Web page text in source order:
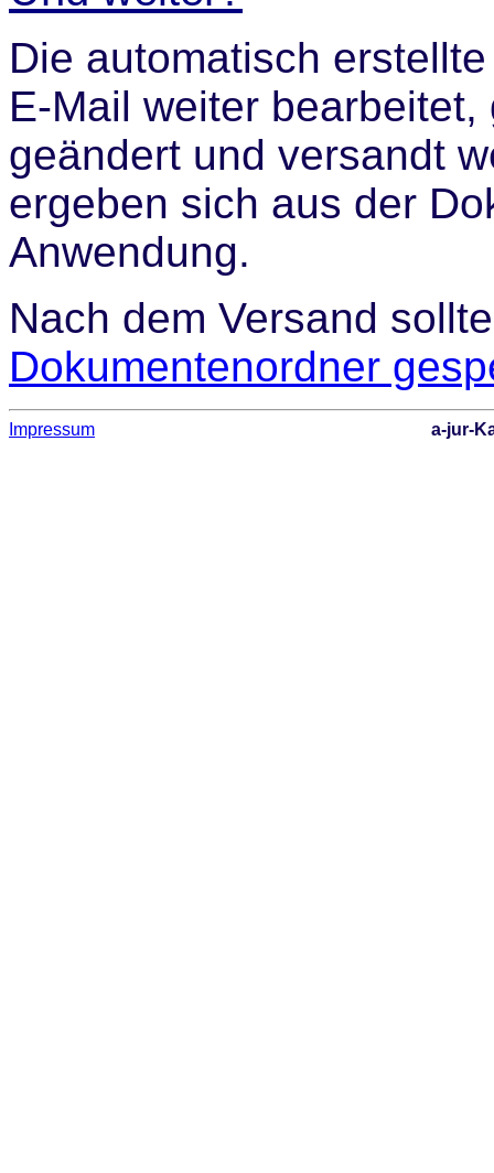
Die automatisch
E-Mail weiter
geändert und versandt
ergeben sich aus der
Anwendung.
Nach dem Versand
Dokumentenordner
Impressum a-jur-